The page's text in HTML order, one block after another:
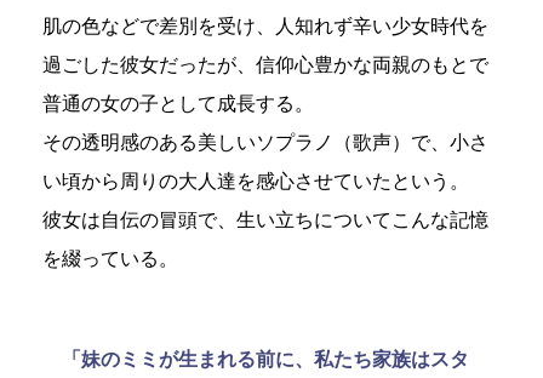
肌の色などで差別を受け、人知れず辛い少女時代を
過ごした彼女だったが、信仰心豊かな両親のもとで
普通の女の子として成長する。
その透明感のある美しいソプラノ（歌声）で、小さ
い頃から周りの大人達を感心させていたという。
彼女は自伝の冒頭で、生い立ちについてこんな記憶
を綴っている。
「妹のミミが生まれる前に、私たち家族はスタ